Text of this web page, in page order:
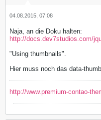
04.08.2015, 07:08
Naja, an die Doku halten:
http://docs.dev7studios.com/
"Using thumbnails".
Hier muss noch das data-
http://www.premium-contao-